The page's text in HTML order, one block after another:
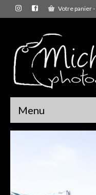
Votre panier-
Menu